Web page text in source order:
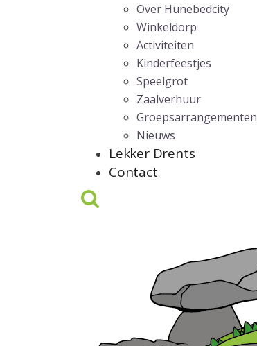
Over Hunebedcity
Winkeldorp
Activiteiten
Kinderfeestjes
Speelgrot
Zaalverhuur
Groepsarrangementen
Nieuws
Lekker Drents
Contact